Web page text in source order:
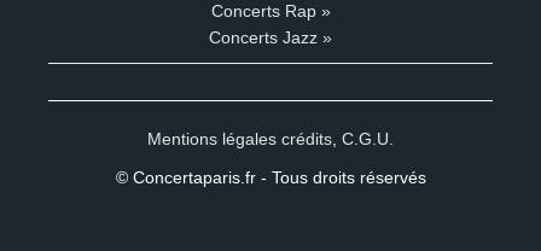
Concerts Rap »
Concerts Jazz »
Mentions légales crédits C.G.U.
© Concertaparis.fr - Tous droits réservés